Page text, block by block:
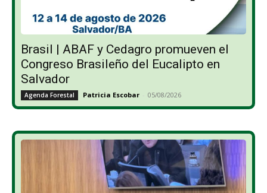
Brasil | ABAF y Cedagro promueven el
Congreso Brasileño del Eucalipto en
Salvador
Agenda Forestal Patricia Escobar - 05/08/2026